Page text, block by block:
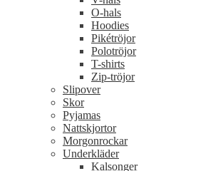
O-hals
Hoodies
Pikétröjor
Polotröjor
T-shirts
Zip-tröjor
Slipover
Skor
Pyjamas
Nattskjortor
Morgonrockar
Underkläder
Kalsonger